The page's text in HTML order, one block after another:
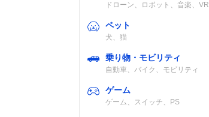
ドローン、ロボット、音楽、VR
ペット
犬、猫
乗り物・モビリティ
自動車、バイク、モビリティ
ゲーム
ゲーム、スイッチ、PS